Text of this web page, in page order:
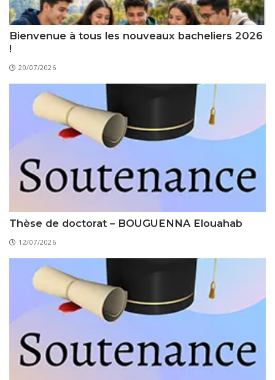
Bienvenue à tous les nouveaux bacheliers 2026
!
20/07/2026
Thèse de doctorat – BOUGUENNA Elouahab
12/07/2026